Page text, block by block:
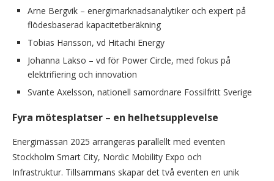
Arne Bergvik – energimarknadsanalytiker och expert på
flödesbaserad kapacitetberäkning
Tobias Hansson, vd Hitachi Energy
Johanna Lakso – vd för Power Circle, med fokus på
elektrifiering och innovation
Svante Axelsson, nationell samordnare Fossilfritt Sverige
Fyra mötesplatser – en helhetsupplevelse
Energimässan 2025 arrangeras parallellt med eventen
Stockholm Smart City, Nordic Mobility Expo och
Infrastruktur. Tillsammans skapar det två eventen en unik